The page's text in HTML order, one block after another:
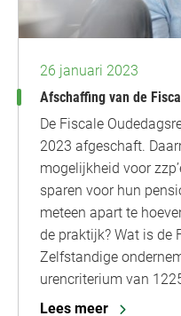
26 januari 2023
Afschaffing van de
De Fiscale
2023 afgeschaft.
mogelijkheid voor
sparen voor hun
meteen apart te
de praktijk? Wat is de
Zelfstandige
urencriterium van
Lees meer